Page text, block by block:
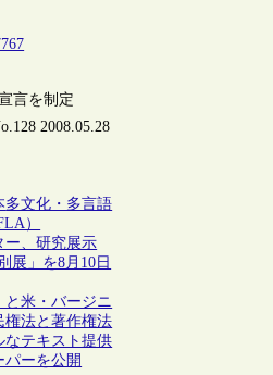
言を制定
2008.05.28
多文化・多言語
）
ー、研究展⽰
展」を8月10日
米・バージニ
権法と著作権法
なテキスト提供
ーを公開